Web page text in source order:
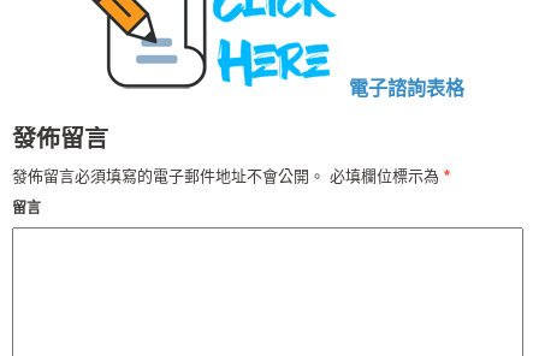
電子諮詢表格
發佈留言
發佈留言必須填寫的電子郵件地址不會公開。 必填欄位標示為 *
留言